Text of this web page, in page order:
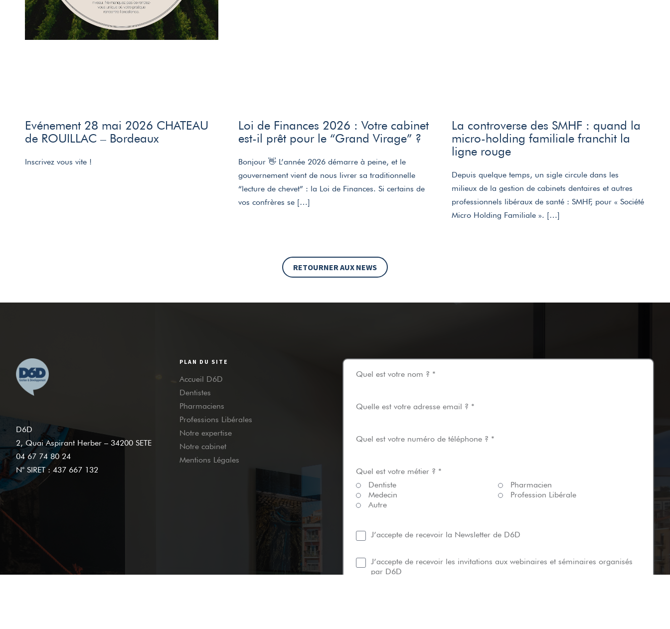
Evénement 28 mai 2026 CHATEAU
de ROUILLAC – Bordeaux
Inscrivez vous vite !
Loi de Finances 2026 : Votre cabinet
est-il prêt pour le “Grand Virage” ?
Bonjour 👋 L’année 2026 démarre à peine, et le
gouvernement vient de nous livrer sa traditionnelle
“lecture de chevet” : la Loi de Finances. Si certains de
vos confrères se […]
La controverse des SMHF : quand la
micro-holding familiale franchit la
ligne rouge
Depuis quelque temps, un sigle circule dans les
milieux de la gestion de cabinets dentaires et autres
professionnels libéraux de santé : SMHF, pour « Société
Micro Holding Familiale ». […]
RETOURNER AUX NEWS
D6D
2, Quai Aspirant Herber – 34200 SETE
04 67 74 80 24
N° SIRET : 437 667 132
PLAN DU SITE
Accueil D6D
Dentistes
Pharmaciens
Professions Libérales
Notre expertise
Notre cabinet
Mentions Légales
Quel est votre nom ? *
Quelle est votre adresse email ? *
Quel est votre numéro de téléphone ? *
Quel est votre métier ? *
Dentiste
Pharmacien
Medecin
Profession Libérale
Autre
J’accepte de recevoir la Newsletter de D6D
J’accepte de recevoir les invitations aux webinaires et séminaires organisés
par D6D